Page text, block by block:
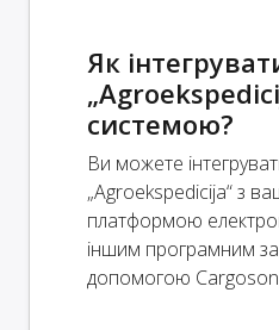
Як
системою?
Ви можете
„Agroekspedicija“ з
платформою
іншим програмним
допомогою